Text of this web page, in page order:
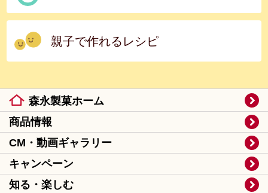
親子で作れるレシピ
森永製菓ホーム
商品情報
CM・動画ギャラリー
キャンペーン
知る・楽しむ